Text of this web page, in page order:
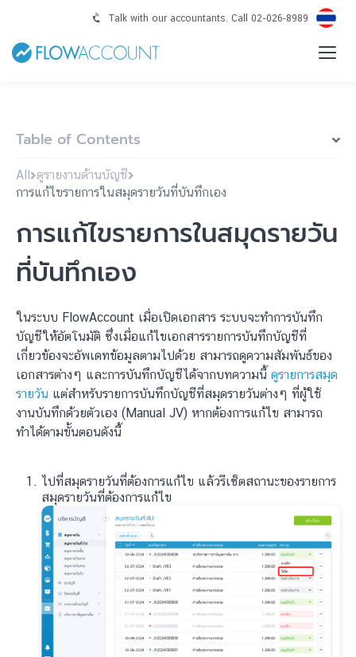
Talk with our accountants. Call 02-026-8989
Table of Contents
All ดูรายงานด้านบัญชี
การแก้ไขรายการในสมุดรายวันที่บันทึกเอง
การแก้ไขรายการในสมุดรายวัน
ที่บันทึกเอง
ในระบบ FlowAccount เมื่อเปิดเอกสาร ระบบจะทำการบันทึก
บัญชีให้อัตโนมัติ ซึ่งเมื่อแก้ไขเอกสารรายการบันทึกบัญชีที่
เกี่ยวข้องจะอัพเดทข้อมูลตามไปด้วย สามารถดูความสัมพันธ์ของ
เอกสารต่างๆ และการบันทึกบัญชีได้จากบทความนี้ ดูรายการสมุด
รายวัน แต่สำหรับรายการบันทึกบัญชีที่สมุดรายวันต่างๆ ที่ผู้ใช้
งานบันทึกด้วยตัวเอง (Manual JV) หากต้องการแก้ไข สามารถ
ทำได้ตามขั้นตอนดังนี้
ไปที่สมุดรายวันที่ต้องการแก้ไข แล้วรีเซ็ตสถานะของรายการ
สมุดรายวันที่ต้องการแก้ไข